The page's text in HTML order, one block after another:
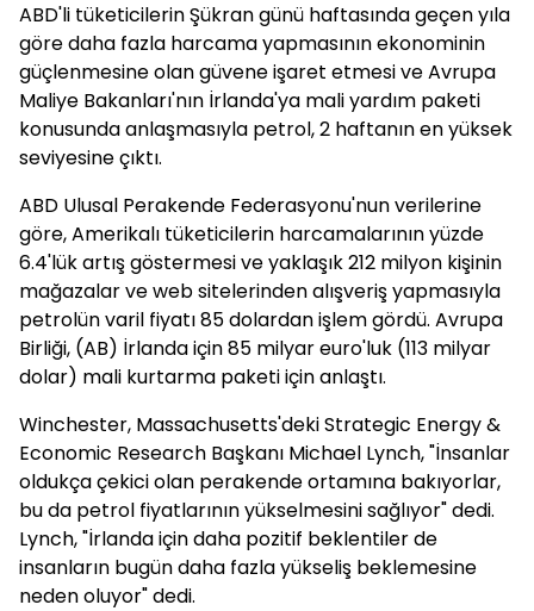
ABD'li tüketicilerin Şükran günü haftasında geçen yıla
göre daha fazla harcama yapmasının ekonominin
güçlenmesine olan güvene işaret etmesi ve Avrupa
Maliye Bakanları'nın İrlanda'ya mali yardım paketi
konusunda anlaşmasıyla petrol, 2 haftanın en yüksek
seviyesine çıktı.
ABD Ulusal Perakende Federasyonu'nun verilerine
göre, Amerikalı tüketicilerin harcamalarının yüzde
6.4'lük artış göstermesi ve yaklaşık 212 milyon kişinin
mağazalar ve web sitelerinden alışveriş yapmasıyla
petrolün varil fiyatı 85 dolardan işlem gördü. Avrupa
Birliği, (AB) İrlanda için 85 milyar euro'luk (113 milyar
dolar) mali kurtarma paketi için anlaştı.
Winchester, Massachusetts'deki Strategic Energy &
Economic Research Başkanı Michael Lynch, "İnsanlar
oldukça çekici olan perakende ortamına bakıyorlar,
bu da petrol fiyatlarının yükselmesini sağlıyor" dedi.
Lynch, "İrlanda için daha pozitif beklentiler de
insanların bugün daha fazla yükseliş beklemesine
neden oluyor" dedi.